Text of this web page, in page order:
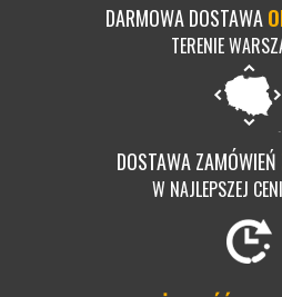
DARMOWA DOSTAWA
TERENIE
DOSTAWA ZAMÓWIEŃ
W NAJLEPSZEJ